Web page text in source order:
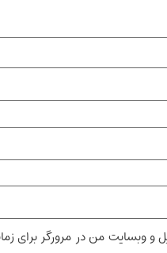
و وبسایت من در مرورگر برای